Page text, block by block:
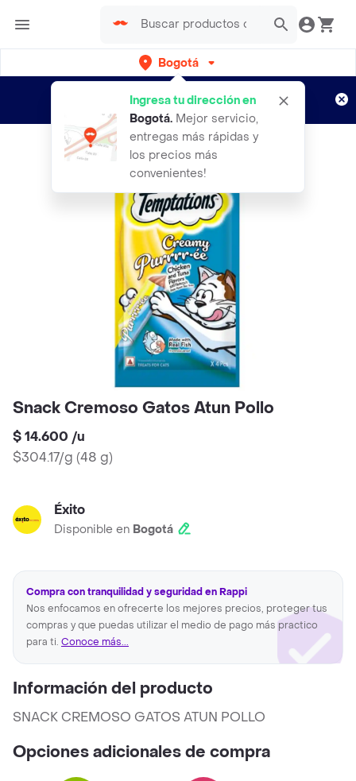
Bogotá
Ingresa tu dirección en
Bogotá. Mejor servicio,
entregas más rápidas y
los precios más
convenientes!
envíos gratis por semanas
Aplican TyC
Snack Cremoso Gatos Atun Pollo
$ 14.600 /u
$304.17/g (48 g)
Éxito
Disponible en Bogotá
Compra con tranquilidad y seguridad en Rappi
Nos enfocamos en ofrecerte los mejores precios, proteger tus
compras y que puedas utilizar el medio de pago más practico
para ti. Conoce más...
Información del producto
SNACK CREMOSO GATOS ATUN POLLO
Opciones adicionales de compra